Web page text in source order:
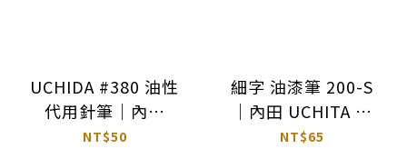
UCHIDA #380 油性
代用針筆｜內田
UCHIDA 日本
NT$50
細字 油漆筆 200-S
｜內田 UCHITA 日
本
NT$65